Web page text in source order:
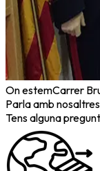
On estemCarrer
Parla amb nosaltres
Tens alguna